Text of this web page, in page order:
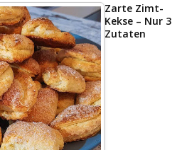
Zarte Zimt-
Kekse – Nur 3
Zutaten